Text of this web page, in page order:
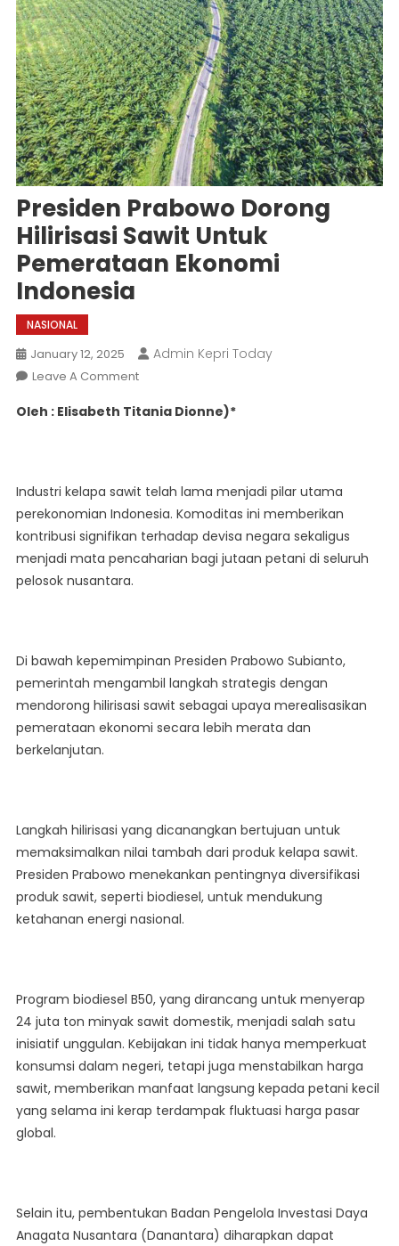
Presiden Prabowo Dorong
Hilirisasi Sawit Untuk
Pemerataan Ekonomi
Indonesia
NASIONAL
January 12, 2025 Admin Kepri Today
Leave A CommentOn
Prabowo
Untuk
Pemerataan
Ekonomi
Indonesia
Oleh : Elisabeth Titania Dionne)*
Industri kelapa sawit telah lama menjadi pilar utama
perekonomian Indonesia. Komoditas ini memberikan
kontribusi signifikan terhadap devisa negara sekaligus
menjadi mata pencaharian bagi jutaan petani di seluruh
pelosok nusantara.
Di bawah kepemimpinan Presiden Prabowo Subianto,
pemerintah mengambil langkah strategis dengan
mendorong hilirisasi sawit sebagai upaya merealisasikan
pemerataan ekonomi secara lebih merata dan
berkelanjutan.
Langkah hilirisasi yang dicanangkan bertujuan untuk
memaksimalkan nilai tambah dari produk kelapa sawit.
Presiden Prabowo menekankan pentingnya diversifikasi
produk sawit, seperti biodiesel, untuk mendukung
ketahanan energi nasional.
Program biodiesel B50, yang dirancang untuk menyerap
24 juta ton minyak sawit domestik, menjadi salah satu
inisiatif unggulan. Kebijakan ini tidak hanya memperkuat
konsumsi dalam negeri, tetapi juga menstabilkan harga
sawit, memberikan manfaat langsung kepada petani kecil
yang selama ini kerap terdampak fluktuasi harga pasar
global.
Selain itu, pembentukan Badan Pengelola Investasi Daya
Anagata Nusantara (Danantara) diharapkan dapat